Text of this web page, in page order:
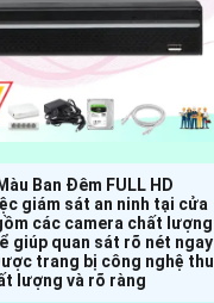
Ban Đêm FULL HD
giám sát an ninh tại cửa
các camera chất lượng
giúp quan sát rõ nét ngay
trang bị công nghệ thu
lượng và rõ ràng